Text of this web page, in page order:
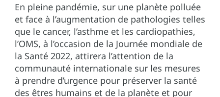
En pleine pandémie, sur une planète polluée
et face à l’augmentation de pathologies telles
que le cancer, l’asthme et les cardiopathies,
l’OMS, à l’occasion de la Journée mondiale de
la Santé 2022, attirera l’attention de la
communauté internationale sur les mesures
à prendre d’urgence pour préserver la santé
des êtres humains et de la planète et pour